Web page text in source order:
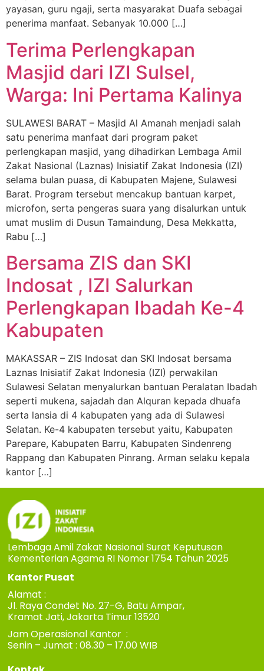
yayasan, guru ngaji, serta masyarakat Duafa sebagai
penerima manfaat. Sebanyak 10.000 […]
Terima Perlengkapan
Masjid dari IZI Sulsel,
Warga: Ini Pertama Kalinya
SULAWESI BARAT – Masjid Al Amanah menjadi salah
satu penerima manfaat dari program paket
perlengkapan masjid, yang dihadirkan Lembaga Amil
Zakat Nasional (Laznas) Inisiatif Zakat Indonesia (IZI)
selama bulan puasa, di Kabupaten Majene, Sulawesi
Barat. Program tersebut mencakup bantuan karpet,
microfon, serta pengeras suara yang disalurkan untuk
umat muslim di Dusun Tamaindung, Desa Mekkatta,
Rabu […]
Bersama ZIS dan SKI
Indosat , IZI Salurkan
Perlengkapan Ibadah Ke-4
Kabupaten
MAKASSAR – ZIS Indosat dan SKI Indosat bersama
Laznas Inisiatif Zakat Indonesia (IZI) perwakilan
Sulawesi Selatan menyalurkan bantuan Peralatan Ibadah
seperti mukena, sajadah dan Alquran kepada dhuafa
serta lansia di 4 kabupaten yang ada di Sulawesi
Selatan. Ke-4 kabupaten tersebut yaitu, Kabupaten
Parepare, Kabupaten Barru, Kabupaten Sindenreng
Rappang dan Kabupaten Pinrang. Arman selaku kepala
kantor […]
Lembaga Amil Zakat Nasional Surat Keputusan
Kementerian Agama RI Nomor 1754 Tahun 2025
Kantor Pusat
Alamat :
Jl. Raya Condet No. 27-G, Batu Ampar,
Kramat Jati, Jakarta Timur 13520
Jam Operasional Kantor :
Senin – Jumat : 08.30 – 17.00 WIB